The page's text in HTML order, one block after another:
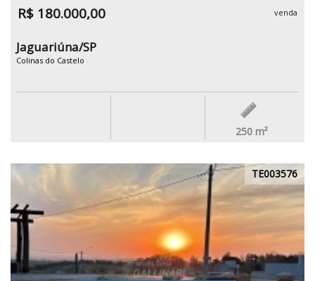
R$ 180.000,00 venda
Jaguariúna/SP
Colinas do Castelo
250 m²
TE003576